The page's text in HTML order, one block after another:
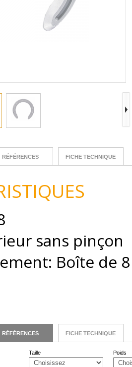
RÉFÉRENCES FICHE TECHNIQUE
sans pinçon
Boîte de
RÉFÉRENCES FICHE TECHNIQUE
Taille Poids